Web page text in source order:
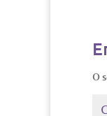
O